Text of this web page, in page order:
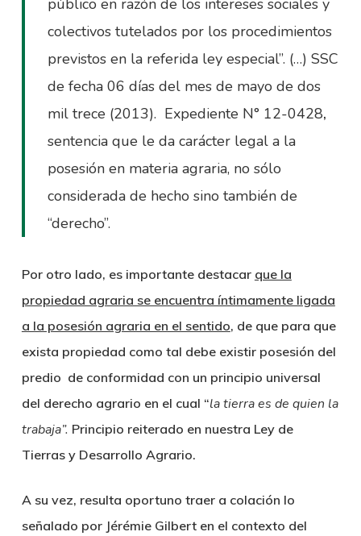
público en razón de los intereses sociales y
colectivos tutelados por los procedimientos
previstos en la referida ley especial”. (…) SSC
de fecha 06 días del mes de mayo de dos
mil trece (2013). Expediente N° 12-0428,
sentencia que le da carácter legal a la
posesión en materia agraria, no sólo
considerada de hecho sino también de
“derecho”.
Por otro lado, es importante destacar que la
propiedad agraria se encuentra íntimamente ligada
a la posesión agraria en el sentido, de que para que
exista propiedad como tal debe existir posesión del
predio de conformidad con un principio universal
del derecho agrario en el cual “la tierra es de quien la
trabaja”. Principio reiterado en nuestra Ley de
Tierras y Desarrollo Agrario.
A su vez, resulta oportuno traer a colación lo
señalado por Jérémie Gilbert en el contexto del